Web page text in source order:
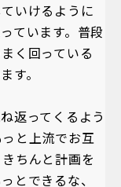
いけるように
ています。普段
く回っている
す。
返ってくるよう
と上流でお互
ちんと計画を
とできるな、